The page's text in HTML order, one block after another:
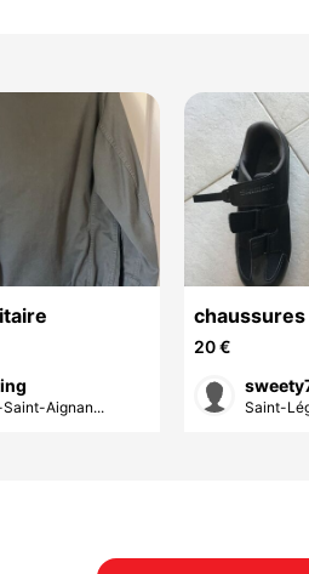
Aignan...
chaussures
Shimano
20 €
Saint-